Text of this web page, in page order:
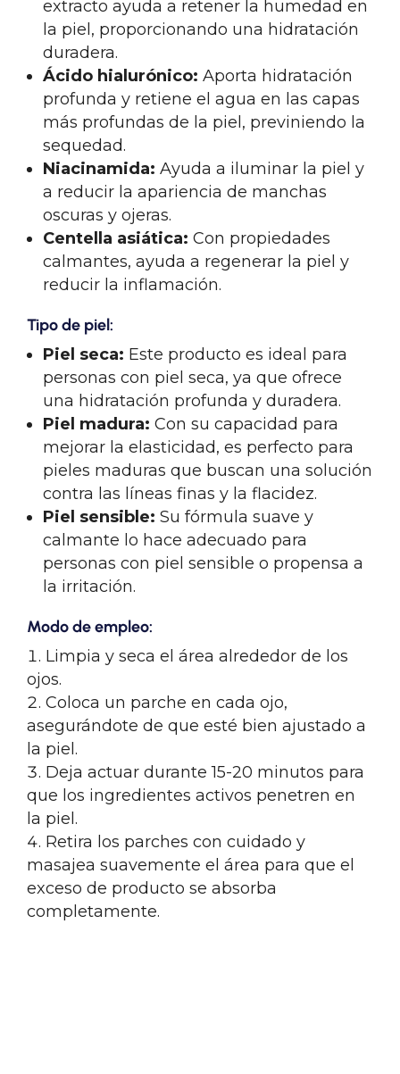
extracto ayuda a retener la humedad en
la piel, proporcionando una hidratación
duradera.
Ácido hialurónico: Aporta hidratación
profunda y retiene el agua en las capas
más profundas de la piel, previniendo la
sequedad.
Niacinamida: Ayuda a iluminar la piel y
a reducir la apariencia de manchas
oscuras y ojeras.
Centella asiática: Con propiedades
calmantes, ayuda a regenerar la piel y
reducir la inflamación.
Tipo de piel:
Piel seca: Este producto es ideal para
personas con piel seca, ya que ofrece
una hidratación profunda y duradera.
Piel madura: Con su capacidad para
mejorar la elasticidad, es perfecto para
pieles maduras que buscan una solución
contra las líneas finas y la flacidez.
Piel sensible: Su fórmula suave y
calmante lo hace adecuado para
personas con piel sensible o propensa a
la irritación.
Modo de empleo:
Limpia y seca el área alrededor de los
ojos.
Coloca un parche en cada ojo,
asegurándote de que esté bien ajustado a
la piel.
Deja actuar durante 15-20 minutos para
que los ingredientes activos penetren en
la piel.
Retira los parches con cuidado y
masajea suavemente el área para que el
exceso de producto se absorba
completamente.